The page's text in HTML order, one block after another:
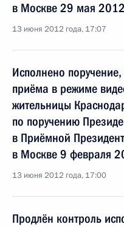
в Москве 29 мая
13 июня 2012 года, 17:07
Исполнено
приёма в режиме
жительницы
по поручению
в Приёмной
в Москве 9 февраля
13 июня 2012 года, 17:00
Продлён контроль